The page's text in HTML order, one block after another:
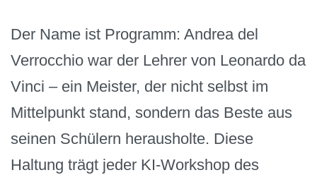
Der Name ist Programm: Andrea del
Verrocchio war der Lehrer von Leonardo da
Vinci – ein Meister, der nicht selbst im
Mittelpunkt stand, sondern das Beste aus
seinen Schülern herausholte. Diese
Haltung trägt jeder KI-Workshop des